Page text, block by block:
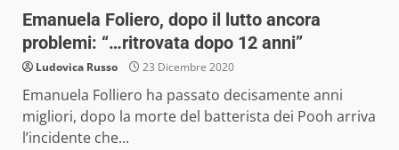
Emanuela Foliero, dopo il lutto ancora
problemi: “…ritrovata dopo 12 anni”
Ludovica Russo 23 Dicembre 2020
Emanuela Folliero ha passato decisamente anni
migliori, dopo la morte del batterista dei Pooh arriva
l’incidente che...